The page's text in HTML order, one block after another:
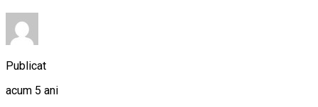
Publicat
acum 5 ani